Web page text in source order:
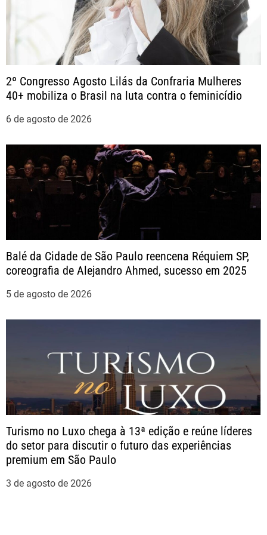
ã
o
d
o
s
t
2º Congresso Agosto Lilás da Confraria Mulheres
40+ mobiliza o Brasil na luta contra o feminicídio
6 de agosto de 2026
Balé da Cidade de São Paulo reencena Réquiem SP,
coreografia de Alejandro Ahmed, sucesso em 2025
5 de agosto de 2026
Turismo no Luxo chega à 13ª edição e reúne líderes
do setor para discutir o futuro das experiências
premium em São Paulo
3 de agosto de 2026